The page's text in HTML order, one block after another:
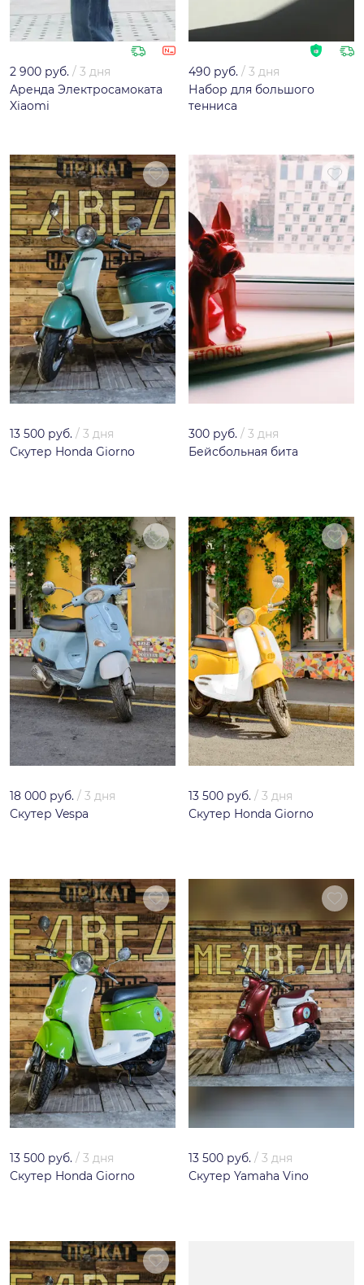
2 900 руб. / 3 дня
Аренда Электросамоката
Xiaomi
490 руб. / 3 дня
Набор для большого
тенниса
13 500 руб. / 3 дня
Скутер Honda Giorno
300 руб. / 3 дня
Бейсбольная бита
18 000 руб. / 3 дня
Скутер Vespa
13 500 руб. / 3 дня
Скутер Honda Giorno
13 500 руб. / 3 дня
Скутер Honda Giorno
13 500 руб. / 3 дня
Скутер Yamaha Vino